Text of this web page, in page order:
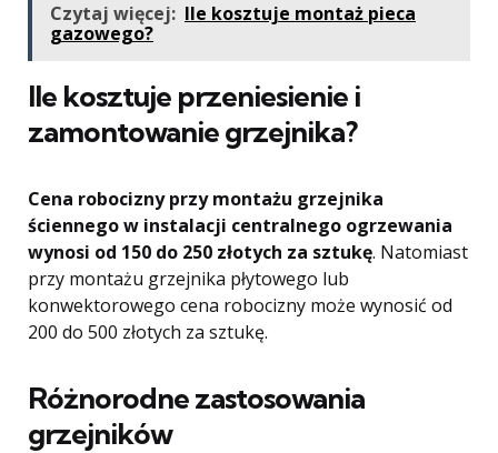
Czytaj więcej: Ile kosztuje montaż pieca
gazowego?
Ile kosztuje przeniesienie i
zamontowanie grzejnika?
Cena robocizny przy montażu grzejnika
ściennego w instalacji centralnego ogrzewania
wynosi od 150 do 250 złotych za sztukę. Natomiast
przy montażu grzejnika płytowego lub
konwektorowego cena robocizny może wynosić od
200 do 500 złotych za sztukę.
Różnorodne zastosowania
grzejników